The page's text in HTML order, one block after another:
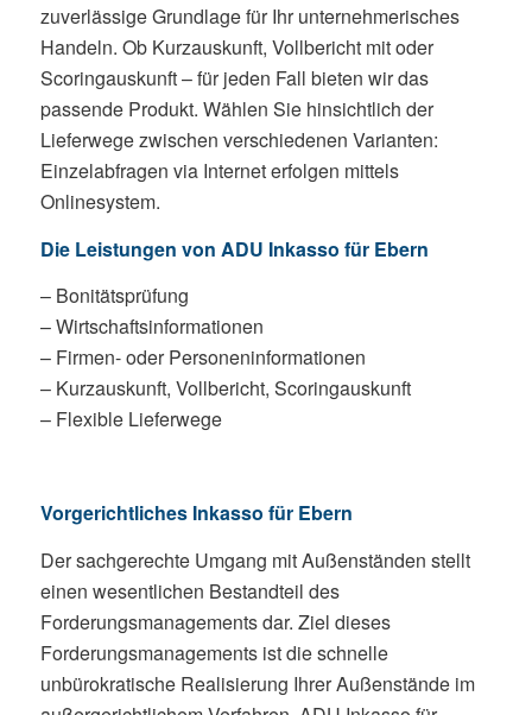
zuverlässige Grundlage für Ihr unternehmerisches
Handeln. Ob Kurzauskunft, Vollbericht mit oder
Scoringauskunft – für jeden Fall bieten wir das
passende Produkt. Wählen Sie hinsichtlich der
Lieferwege zwischen verschiedenen Varianten:
Einzelabfragen via Internet erfolgen mittels
Onlinesystem.
Die Leistungen von ADU Inkasso für Ebern
– Bonitätsprüfung
– Wirtschaftsinformationen
– Firmen- oder Personeninformationen
– Kurzauskunft, Vollbericht, Scoringauskunft
– Flexible Lieferwege
Vorgerichtliches Inkasso für Ebern
Der sachgerechte Umgang mit Außenständen stellt
einen wesentlichen Bestandteil des
Forderungsmanagements dar. Ziel dieses
Forderungsmanagements ist die schnelle
unbürokratische Realisierung Ihrer Außenstände im